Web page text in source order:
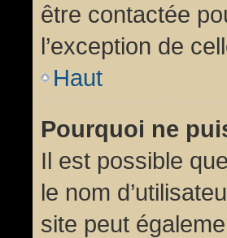
être contactée
l’exception de
Haut
Pourquoi ne
Il est possible
le nom
site peut